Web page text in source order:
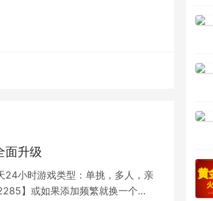
践中，不断总结和提高自己的技
累，更是完美的心态和能力的提
面升级
小时游戏类型：单挑，多人，亲
】或如果添加频繁就换一个